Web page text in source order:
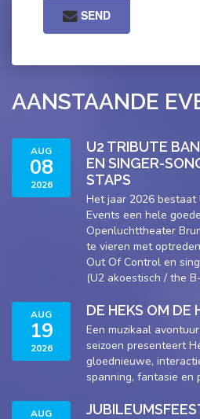
SEND
AANSTAANDE
AUG
08
2026
U2 TRIBUTE
EN SINGER-
STAPS
Het jaar 2026
Events een hele
Openluchttheater
te vieren met
Out Of Control en
(U2 akoestisch / the
AUG
19
2026
DE HEKS OM DE
Een muzikaal
seizoen presenteert
gloednieuwe,
spanning, fantasie en
AUG